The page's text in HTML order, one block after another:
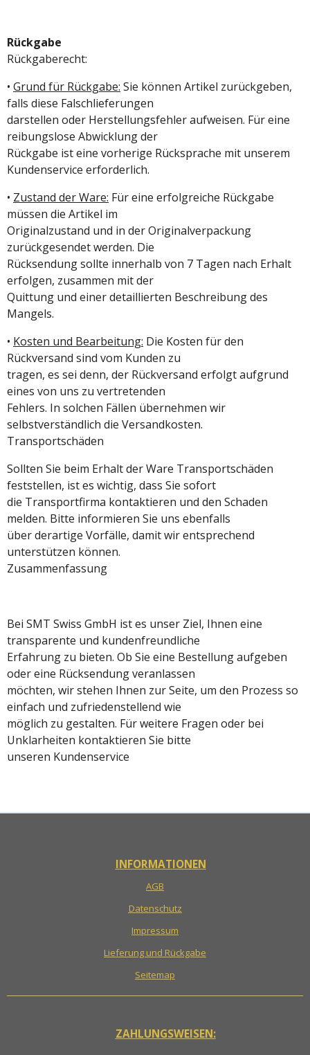
Rückgabe
Rückgaberecht:
• Grund für Rückgabe: Sie können Artikel zurückgeben,
falls diese Falschlieferungen
darstellen oder Herstellungsfehler aufweisen. Für eine
reibungslose Abwicklung der
Rückgabe ist eine vorherige Rücksprache mit unserem
Kundenservice erforderlich.
• Zustand der Ware: Für eine erfolgreiche Rückgabe
müssen die Artikel im
Originalzustand und in der Originalverpackung
zurückgesendet werden. Die
Rücksendung sollte innerhalb von 7 Tagen nach Erhalt
erfolgen, zusammen mit der
Quittung und einer detaillierten Beschreibung des
Mangels.
• Kosten und Bearbeitung: Die Kosten für den
Rückversand sind vom Kunden zu
tragen, es sei denn, der Rückversand erfolgt aufgrund
eines von uns zu vertretenden
Fehlers. In solchen Fällen übernehmen wir
selbstverständlich die Versandkosten.
Transportschäden
Sollten Sie beim Erhalt der Ware Transportschäden
feststellen, ist es wichtig, dass Sie sofort
die Transportfirma kontaktieren und den Schaden
melden. Bitte informieren Sie uns ebenfalls
über derartige Vorfälle, damit wir entsprechend
unterstützen können.
Zusammenfassung
Bei SMT Swiss GmbH ist es unser Ziel, Ihnen eine
transparente und kundenfreundliche
Erfahrung zu bieten. Ob Sie eine Bestellung aufgeben
oder eine Rücksendung veranlassen
möchten, wir stehen Ihnen zur Seite, um den Prozess so
einfach und zufriedenstellend wie
möglich zu gestalten. Für weitere Fragen oder bei
Unklarheiten kontaktieren Sie bitte
unseren Kundenservice
INFORMATIONEN
AGB
Datenschutz
Impressum
Lieferung und Rückgabe
Seitemap
ZAHLUNGSWEISEN: